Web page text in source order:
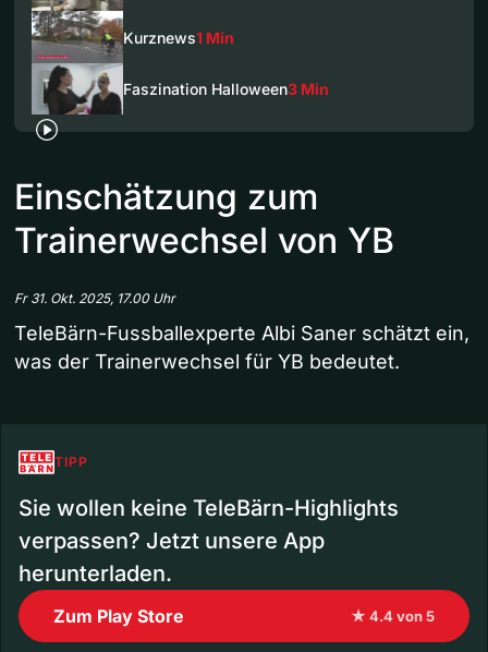
Kurznews1 Min
Faszination Halloween3 Min
Einschätzung zum
Trainerwechsel von YB
Fr 31. Okt. 2025, 17.00 Uhr
TeleBärn-Fussballexperte Albi Saner schätzt ein,
was der Trainerwechsel für YB bedeutet.
TIPP
Sie wollen keine TeleBärn-Highlights
verpassen? Jetzt unsere App
herunterladen.
Zum Play Store ★ 4.4 von 5